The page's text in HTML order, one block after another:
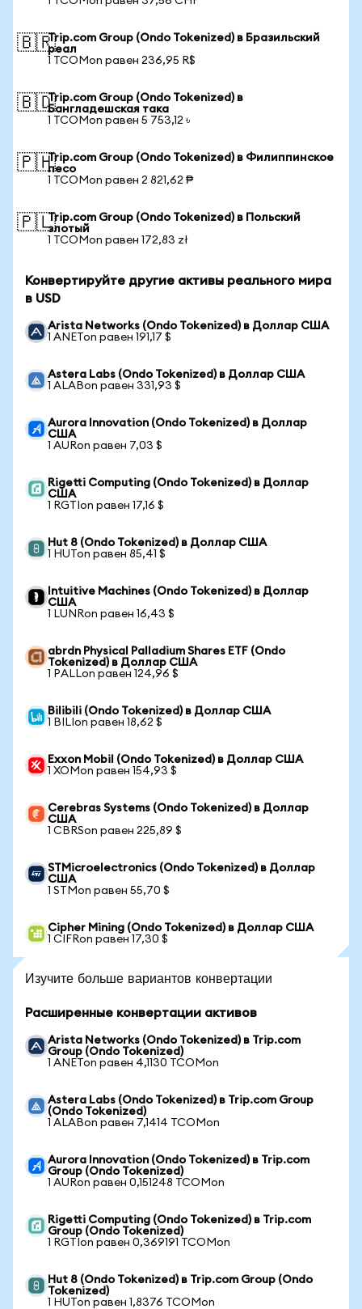
🇧🇷Trip.com Group (Ondo Tokenized) в Бразильский
реал
1 TCOMon равен 236,95 R$
🇧🇩Trip.com Group (Ondo Tokenized) в
Бангладешская така
1 TCOMon равен 5 753,12 ৳
🇵🇭Trip.com Group (Ondo Tokenized) в Филиппинское
песо
1 TCOMon равен 2 821,62 ₱
🇵🇱Trip.com Group (Ondo Tokenized) в Польский
злотый
1 TCOMon равен 172,83 zł
Конвертируйте другие активы реального мира
в USD
Arista Networks (Ondo Tokenized) в Доллар США
1 ANETon равен 191,17 $
Astera Labs (Ondo Tokenized) в Доллар США
1 ALABon равен 331,93 $
Aurora Innovation (Ondo Tokenized) в Доллар
США
1 AURon равен 7,03 $
Rigetti Computing (Ondo Tokenized) в Доллар
США
1 RGTIon равен 17,16 $
Hut 8 (Ondo Tokenized) в Доллар США
1 HUTon равен 85,41 $
Intuitive Machines (Ondo Tokenized) в Доллар
США
1 LUNRon равен 16,43 $
abrdn Physical Palladium Shares ETF (Ondo
Tokenized) в Доллар США
1 PALLon равен 124,96 $
Bilibili (Ondo Tokenized) в Доллар США
1 BILIon равен 18,62 $
Exxon Mobil (Ondo Tokenized) в Доллар США
1 XOMon равен 154,93 $
Cerebras Systems (Ondo Tokenized) в Доллар
США
1 CBRSon равен 225,89 $
STMicroelectronics (Ondo Tokenized) в Доллар
США
1 STMon равен 55,70 $
Cipher Mining (Ondo Tokenized) в Доллар США
1 CIFRon равен 17,30 $
Изучите больше вариантов конвертации
Расширенные конвертации активов
Arista Networks (Ondo Tokenized) в Trip.com
Group (Ondo Tokenized)
1 ANETon равен 4,1130 TCOMon
Astera Labs (Ondo Tokenized) в Trip.com Group
(Ondo Tokenized)
1 ALABon равен 7,1414 TCOMon
Aurora Innovation (Ondo Tokenized) в Trip.com
Group (Ondo Tokenized)
1 AURon равен 0,151248 TCOMon
Rigetti Computing (Ondo Tokenized) в Trip.com
Group (Ondo Tokenized)
1 RGTIon равен 0,369191 TCOMon
Hut 8 (Ondo Tokenized) в Trip.com Group (Ondo
Tokenized)
1 HUTon равен 1,8376 TCOMon